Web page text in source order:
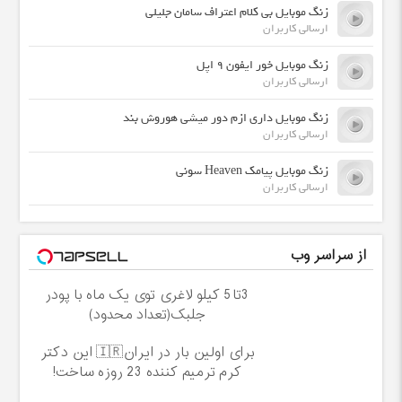
زنگ موبایل بی کلام اعتراف سامان جلیلی
ارسالی کاربران
زنگ موبایل خور ایفون 9 اپل
ارسالی کاربران
زنگ موبایل داری ازم دور میشی هوروش بند
ارسالی کاربران
زنگ موبایل پیامک Heaven سونی
ارسالی کاربران
از سراسر وب
3تا5 کیلو لاغری توی یک ماه با پودر
جلبک(تعداد محدود)
برای اولین بار در ایران🇮🇷 این دکتر
کرم ترمیم کننده 23 روزه ساخت!